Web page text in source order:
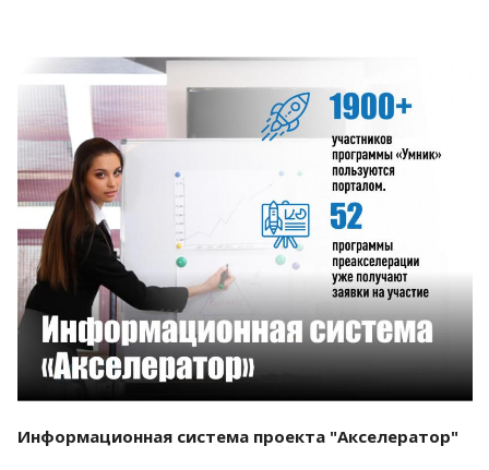
Смотреть проект
Информационная система проекта "Акселератор"